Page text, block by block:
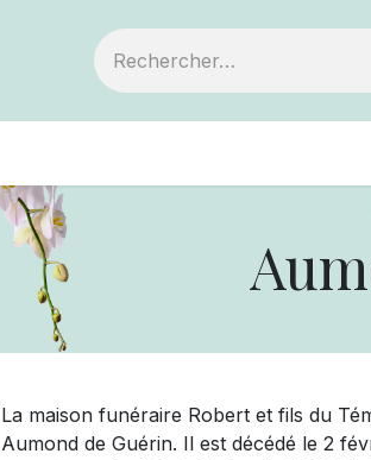
La maison funéraire Robert et fils du
Aumond de Guérin. Il est décédé le 2